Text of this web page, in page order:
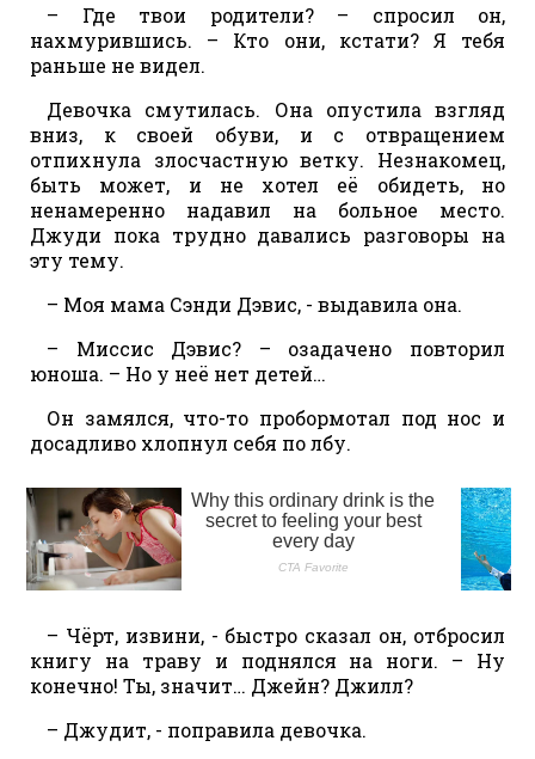
– Где твои родители? – спросил он,
нахмурившись. – Кто они, кстати? Я тебя
раньше не видел.
Девочка смутилась. Она опустила взгляд
вниз, к своей обуви, и с отвращением
отпихнула злосчастную ветку. Незнакомец,
быть может, и не хотел её обидеть, но
ненамеренно надавил на больное место.
Джуди пока трудно давались разговоры на
эту тему.
– Моя мама Сэнди Дэвис, - выдавила она.
– Миссис Дэвис? – озадачено повторил
юноша. – Но у неё нет детей…
Он замялся, что-то пробормотал под нос и
досадливо хлопнул себя по лбу.
– Чёрт, извини, - быстро сказал он, отбросил
книгу на траву и поднялся на ноги. – Ну
конечно! Ты, значит… Джейн? Джилл?
– Джудит, - поправила девочка.